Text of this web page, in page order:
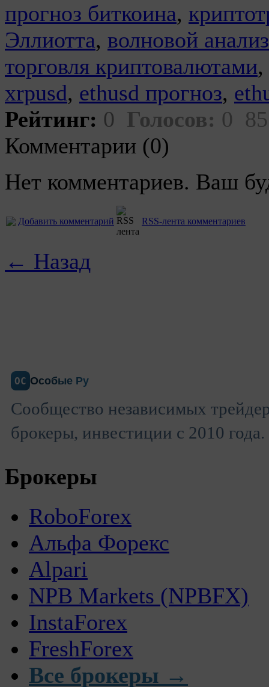
прогноз биткоина,
Эллиотта, волновой
торговля криптовалютами,
xrpusd, ethusd прогноз,
Рейтинг: 0 Голосов: 0
Комментарии (0)
Нет комментариев. Ваш
Добавить комментарий RSS-лента комментариев
← Назад
ОС Особые Ру
Сообщество независимых
брокеры, инвестиции с 2010 года.
Брокеры
RoboForex
Альфа Форекс
Alpari
NPB Markets (NPBFX)
InstaForex
FreshForex
Все брокеры →